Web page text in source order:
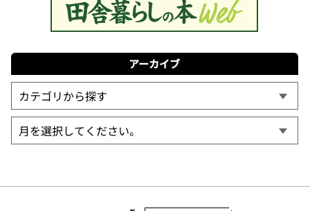
アーカイブ